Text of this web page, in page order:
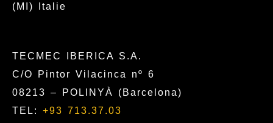
(MI) Italie
TECMEC IBERICA S.A.
C/O Pintor Vilacinca nº 6
08213 – POLINYÀ (Barcelona)
TEL:+93 713.37.03